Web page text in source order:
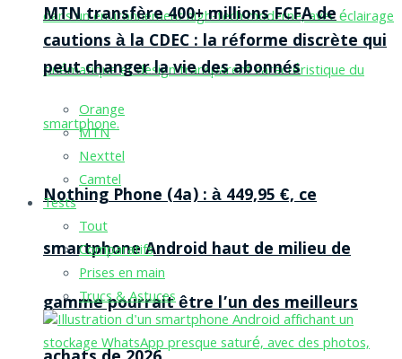
Nothing Phone (4a) : à 449,95 €, ce
smartphone Android haut de milieu de
gamme pourrait être l’un des meilleurs
MTN transfère 400+ millions FCFA de
cautions à la CDEC : la réforme discrète qui
peut changer la vie des abonnés
Orange
MTN
Nexttel
Camtel
Tests
Tout
Comparatifs
Prises en main
Trucs & Astuces